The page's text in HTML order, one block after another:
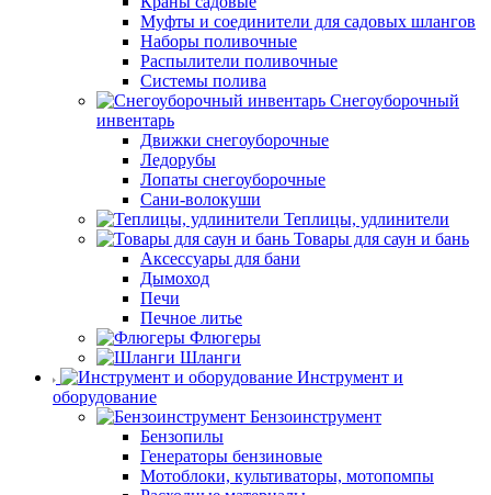
Муфты и соединители для садовых шлангов
Наборы поливочные
Распылители поливочные
Системы полива
Снегоуборочный
инвентарь
Движки снегоуборочные
Ледорубы
Лопаты снегоуборочные
Сани-волокуши
Теплицы, удлинители
Товары для саун и бань
Аксессуары для бани
Дымоход
Печи
Печное литье
Флюгеры
Шланги
Инструмент и
оборудование
Бензоинструмент
Бензопилы
Генераторы бензиновые
Мотоблоки, культиваторы, мотопомпы